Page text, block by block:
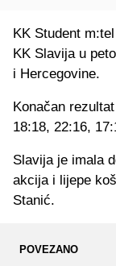
KK Student
KK Slavija u
i Hercegovine.
Konačan
18:18, 22:16,
Slavija je imala
akcija i lijepe
Stanić.
POVEZANO